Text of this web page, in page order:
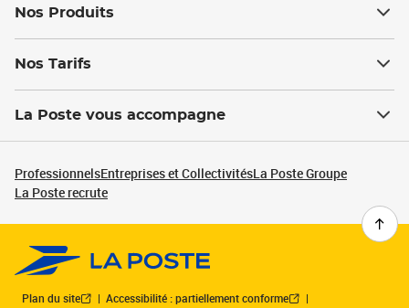
Nos Produits
Nos Tarifs
La Poste vous accompagne
ProfessionnelsEntreprises et CollectivitésLa Poste Groupe
La Poste recrute
Plan du site
Accessibilité : partiellement conforme